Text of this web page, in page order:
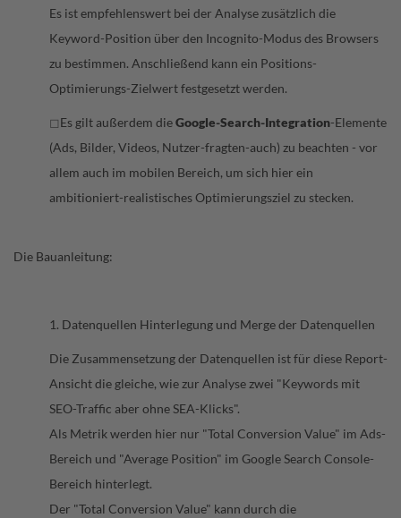
Es ist empfehlenswert bei der Analyse zusätzlich die
Keyword-Position über den Incognito-Modus des Browsers
zu bestimmen. Anschließend kann ein Positions-
Optimierungs-Zielwert festgesetzt werden.
◻Es gilt außerdem dieGoogle-Search-Integration-Elemente
(Ads, Bilder, Videos, Nutzer-fragten-auch) zu beachten - vor
allem auch im mobilen Bereich, um sich hier ein
ambitioniert-realistisches Optimierungsziel zu stecken.
Die Bauanleitung:
1. Datenquellen Hinterlegung und Merge der Datenquellen
Die Zusammensetzung der Datenquellen ist für diese Report-
Ansicht die gleiche, wie zur Analyse zwei "Keywords mit
SEO-Traffic aber ohne SEA-Klicks".
Als Metrik werden hier nur "Total Conversion Value" im Ads-
Bereich und "Average Position" im Google Search Console-
Bereich hinterlegt.
Der "Total Conversion Value" kann durch die